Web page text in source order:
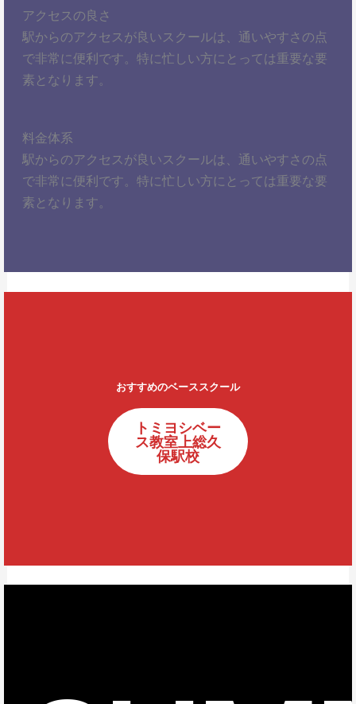
アクセスの良さ
駅からのアクセスが良いスクールは、通いやすさの点
で非常に便利です。特に忙しい方にとっては重要な要
素となります。
料金体系
駅からのアクセスが良いスクールは、通いやすさの点
で非常に便利です。特に忙しい方にとっては重要な要
素となります。
おすすめのベーススクール
トミヨシベー
ス教室上総久
保駅校